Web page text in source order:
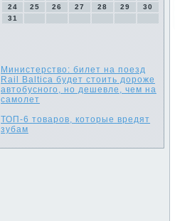
24
25 26 27 28 29
30
31
Министерство: билет на поезд
Rail Baltica будет стоить дороже
автобусного, но дешевле, чем на
самолет
ТОП-6 товаров, которые вредят
зубам